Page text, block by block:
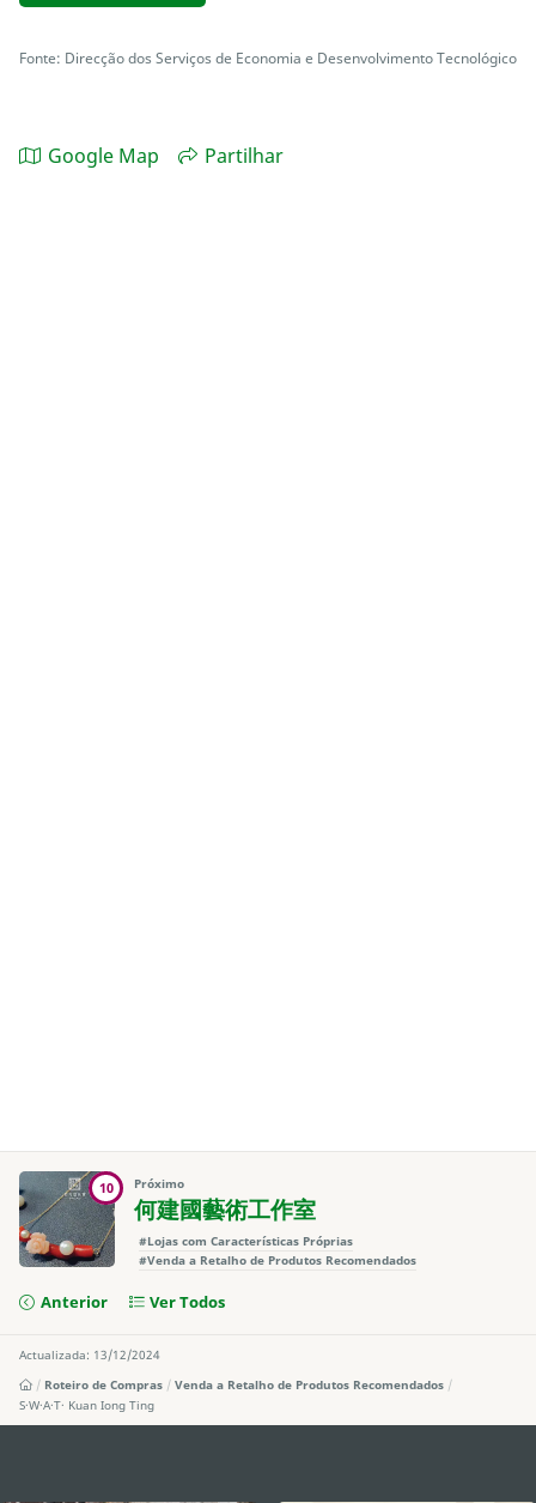
Fonte: Direcção dos Serviços de Economia e Desenvolvimento Tecnológico
Google Map Partilhar
10 Próximo
何建國藝術工作室
#Lojas com Características Próprias
#Venda a Retalho de Produtos Recomendados
Anterior Ver Todos
Actualizada: 13/12/2024
Roteiro de Compras
Venda a Retalho de Produtos Recomendados
S·W·A·T· Kuan Iong Ting